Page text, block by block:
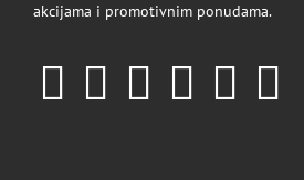
akcijama i promotivnim ponudama.